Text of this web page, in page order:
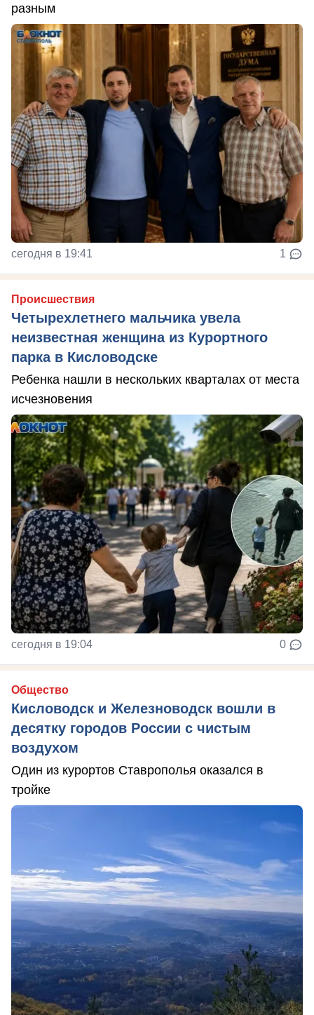
разным
сегодня в 19:41 1
Происшествия
Четырехлетнего мальчика увела
неизвестная женщина из Курортного
парка в Кисловодске
Ребенка нашли в нескольких кварталах от места
исчезновения
сегодня в 19:04 0
Общество
Кисловодск и Железноводск вошли в
десятку городов России с чистым
воздухом
Один из курортов Ставрополья оказался в
тройке